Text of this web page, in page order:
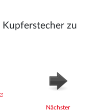
zu
Nächster